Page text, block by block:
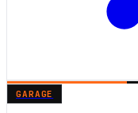
GARAGE